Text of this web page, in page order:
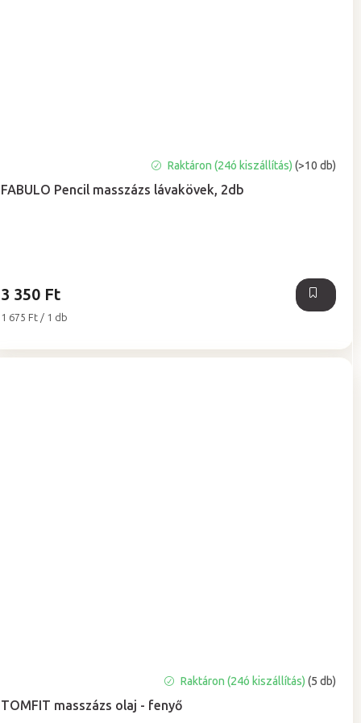
FABULO Pencil masszázs lávakövek, 2db
átlagos
Raktáron (24ó kiszállítás)(>10 db)
3 350 Ft
Egységár:
1 675 Ft / 1 db
TOMFIT masszázs olaj - fenyő
átlagos
Raktáron (24ó kiszállítás)(5 db)